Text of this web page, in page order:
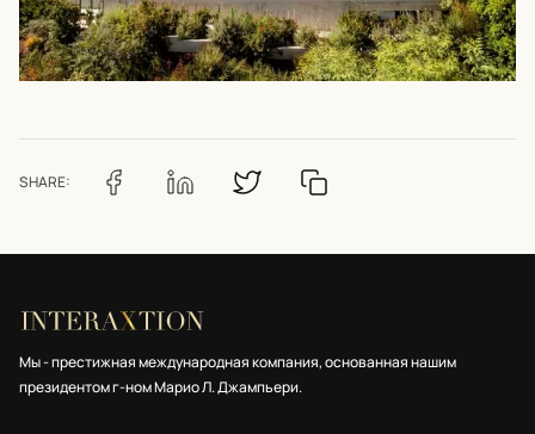
SHARE:
Мы - престижная международная компания, основанная нашим
президентом г-ном Марио Л. Джампьери.